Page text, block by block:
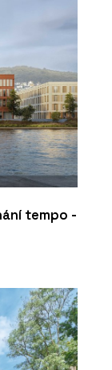
tempo -